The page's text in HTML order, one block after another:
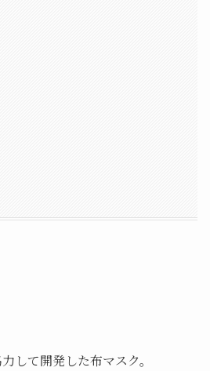
して開発した布マスク。